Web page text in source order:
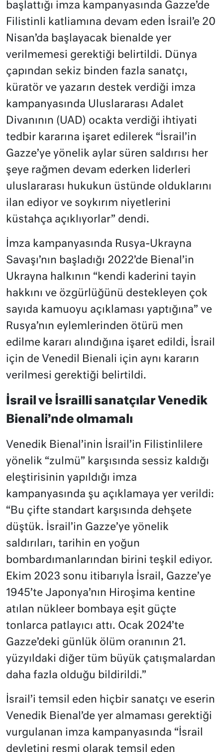
başlattığı imza kampanyasında Gazze’de
Filistinli katliamına devam eden İsrail’e 20
Nisan’da başlayacak bienalde yer
verilmemesi gerektiği belirtildi. Dünya
çapından sekiz binden fazla sanatçı,
küratör ve yazarın destek verdiği imza
kampanyasında Uluslararası Adalet
Divanının (UAD) ocakta verdiği ihtiyati
tedbir kararına işaret edilerek “İsrail’in
Gazze’ye yönelik aylar süren saldırısı her
şeye rağmen devam ederken liderleri
uluslararası hukukun üstünde olduklarını
ilan ediyor ve soykırım niyetlerini
küstahça açıklıyorlar” dendi.
İmza kampanyasında Rusya-Ukrayna
Savaşı’nın başladığı 2022’de Bienal’in
Ukrayna halkının “kendi kaderini tayin
hakkını ve özgürlüğünü destekleyen çok
sayıda kamuoyu açıklaması yaptığına” ve
Rusya’nın eylemlerinden ötürü men
edilme kararı alındığına işaret edildi, İsrail
için de Venedil Bienali için aynı kararın
verilmesi gerektiği belirtildi.
İsrail ve İsrailli sanatçılar Venedik
Bienali’nde olmamalı
Venedik Bienal’inin İsrail’in Filistinlilere
yönelik “zulmü” karşısında sessiz kaldığı
eleştirisinin yapıldığı imza
kampanyasında şu açıklamaya yer verildi:
“Bu çifte standart karşısında dehşete
düştük. İsrail’in Gazze’ye yönelik
saldırıları, tarihin en yoğun
bombardımanlarından birini teşkil ediyor.
Ekim 2023 sonu itibarıyla İsrail, Gazze’ye
1945’te Japonya’nın Hiroşima kentine
atılan nükleer bombaya eşit güçte
tonlarca patlayıcı attı. Ocak 2024’te
Gazze’deki günlük ölüm oranının 21.
yüzyıldaki diğer tüm büyük çatışmalardan
daha fazla olduğu bildirildi.”
İsrail’i temsil eden hiçbir sanatçı ve eserin
Venedik Bienal’de yer almaması gerektiği
vurgulanan imza kampanyasında “İsrail
devletini resmi olarak temsil eden